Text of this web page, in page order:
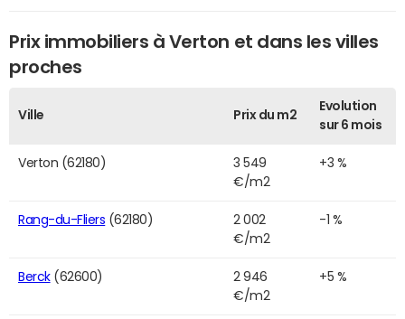
Prix immobiliers à Verton et dans les villes
proches
Ville Prix du m2
Evolution
sur 6 mois
Verton (62180)
3 549
€/m2
+3 %
Rang-du-Fliers (62180)
2 002
€/m2
-1 %
Berck(62600)
2 946
€/m2
+5 %